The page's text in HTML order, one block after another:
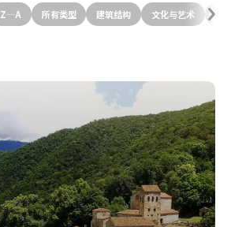
Z—A 所有类型 建筑结构 文化与艺术 历